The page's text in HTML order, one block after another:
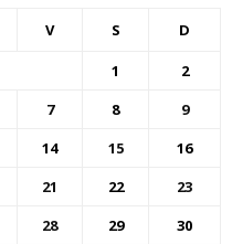
V S D
1
2
7 8
9
14 15
16
21 22
23
28 29
30